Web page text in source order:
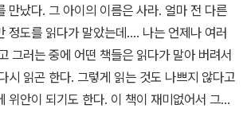
으로서 지켜야 할 품위와 타인에 대한 배려가
게 될 것이다. “이렇게 눈을 감고 조금만 기다
야. 마법이 와서 말해 줄 거니까!” 끝이 없을
이렇게 말했던 사라처럼 어린이 독자들도 어
잠재력과 밝은 미래를 의심치 말고 희망을 담
만났다. 그 아이의 이름은 사라. 얼마 전 다른
정도를 읽다가 말았는데.... 나는 언제나 여러
그러는 중에 어떤 책들은 읽다가 말아 버려서
시 읽곤 한다. 그렇게 읽는 것도 나쁘지 않다고
위안이 되기도 한다. 이 책이 재미없어서 그만